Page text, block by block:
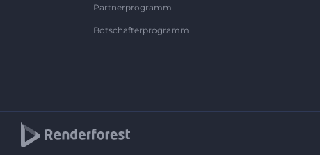
Partnerprogramm
Botschafterprogramm